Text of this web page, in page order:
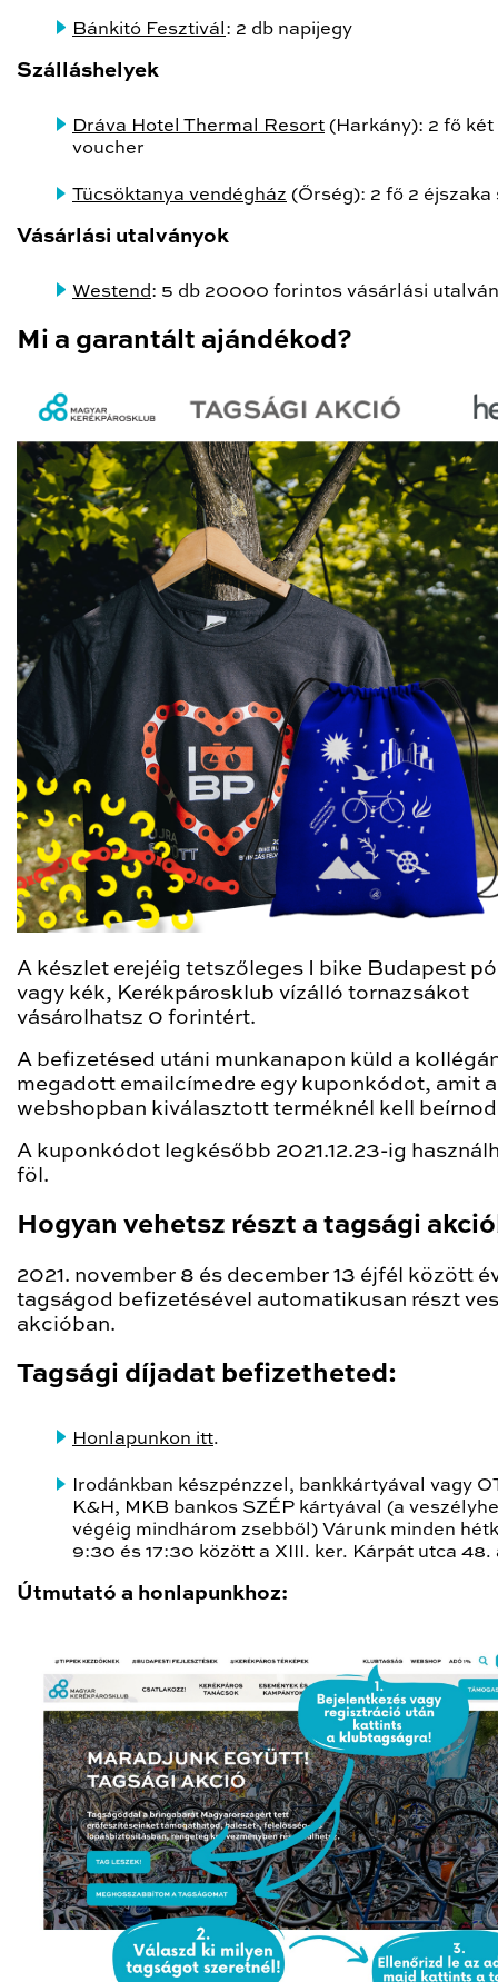
Bánkitó Fesztivál : 2 db napijegy
Szálláshelyek
Dráva Hotel Thermal Resort (Harkány): 2 fő két
voucher
Tücsöktanya vendégház (Őrség): 2 fő 2 éjszaka
Vásárlási utalványok
Westend: 5 db 20000 forintos vásárlási
Mi a garantált ajándékod?
A készlet erejéig tetszőleges I bike Budapest
vagy kék, Kerékpárosklub vízálló tornazsákot
vásárolhatsz 0 forintért.
A befizetésed utáni munkanapon küld a
megadott emailcímedre egy kuponkódot, amit a
webshopban kiválasztott terméknél kell
A kuponkódot legkésőbb 2021.12.23-ig
föl.
Hogyan vehetsz részt a tagsági
2021. november 8 és december 13 éjfél között
tagságod befizetésével automatikusan részt
akcióban.
Tagsági díjadat befizetheted:
Honlapunkon itt.
Irodánkban készpénzzel, bankkártyával vagy
K&H, MKB bankos SZÉP kártyával (a
végéig mindhárom zsebből) Várunk minden
9:30 és 17:30 között a XIII. ker. Kárpát utca 48.
Útmutató a honlapunkhoz: